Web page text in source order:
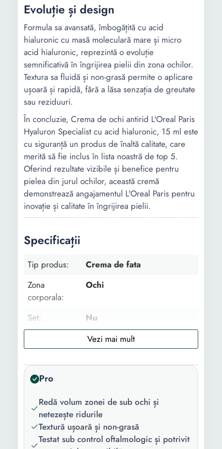
Evoluție și design
Formula sa avansată, îmbogățită cu acid
hialuronic cu masă moleculară mare și micro
acid hialuronic, reprezintă o evoluție
semnificativă în îngrijirea pielii din zona ochilor.
Textura sa fluidă și non-grasă permite o aplicare
ușoară și rapidă, fără a lăsa senzația de greutate
sau reziduuri.
În concluzie, Crema de ochi antirid L'Oreal Paris
Hyaluron Specialist cu acid hialuronic, 15 ml este
cu siguranță un produs de înaltă calitate, care
merită să fie inclus în lista noastră de top 5.
Oferind rezultate vizibile și benefice pentru
pielea din jurul ochilor, această cremă
demonstrează angajamentul L'Oreal Paris pentru
inovație și calitate în îngrijirea pielii.
Specificații
Tip produs:
Crema de fata
Zona
corporala:
Ochi
Set:
Nu
Zi Noapte
Varsta:
Gama:
Hyaluron Specialist
Tipul de ten:
Normal
Forma/Textura: Fluid
Pro
Redă volum zonei de sub ochi și
netezește ridurile
Textură ușoară și non-grasă
Testat sub control oftalmologic și potrivit